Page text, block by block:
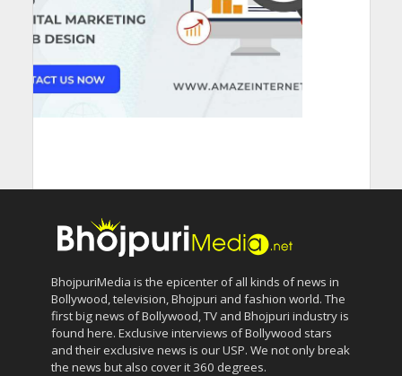
BhojpuriMedia is the epicenter of all kinds of news in
Bollywood, television, Bhojpuri and fashion world. The
first big news of Bollywood, TV and Bhojpuri industry is
found here. Exclusive interviews of Bollywood stars
and their exclusive news is our USP. We not only break
the news but also cover it 360 degrees.